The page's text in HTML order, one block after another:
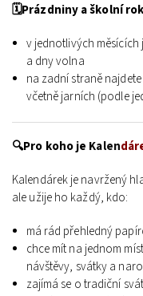
🗓️Prázdniny a školní rok
v jednotlivých
a dny volna
na zadní straně
včetně jarních (podle
🔍Pro koho je Kalen
Kalendárek je navržený
ale užije ho každý, kdo:
má rád přehledný
chce mít na jednom
návštěvy, svátky a
zajímá se o tradiční